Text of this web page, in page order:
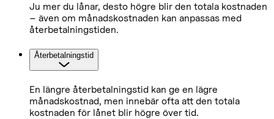
Ju mer du lånar, desto högre blir den totala kostnaden
– även om månadskostnaden kan anpassas med
återbetalningstiden.
Återbetalningstid
En längre återbetalningstid kan ge en lägre
månadskostnad, men innebär ofta att den totala
kostnaden för lånet blir högre över tid.